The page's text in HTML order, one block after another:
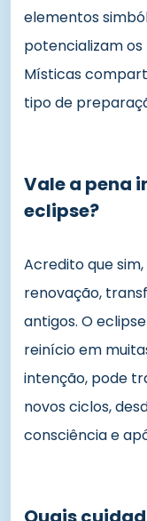
elementos
potencializam os
Místicas
tipo de
Vale a pena
eclipse?
Acredito que
renovação,
antigos. O
reinício em
intenção, pode
novos ciclos,
consciência e